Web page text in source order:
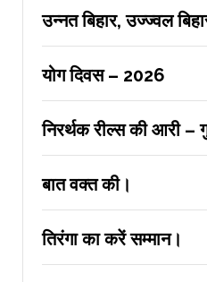
उन्नत बिहार, उज्ज्वल
योग दिवस – 2026
निरर्थक रील्स की आरी –
बात वक्त की।
तिरंगा का करें सम्मान।